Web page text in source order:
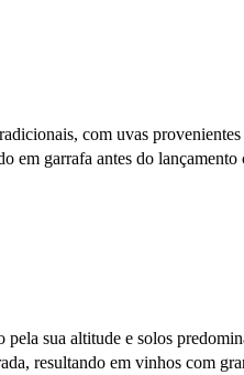
com uvas
em garrafa antes do
sua altitude e solos
resultando em vinhos com